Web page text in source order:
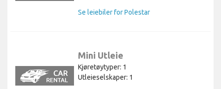
Se leiebiler for Polestar
Mini Utleie
Kjøretøytyper: 1
Utleieselskaper: 1